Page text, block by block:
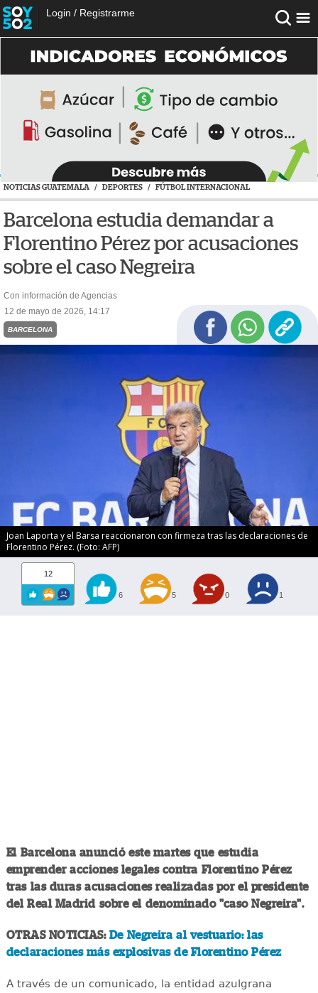
Login / Registrarme
NOTICIAS GUATEMALA / DEPORTES / FÚTBOL INTERNACIONAL
Barcelona estudia demandar a
Florentino Pérez por acusaciones
sobre el caso Negreira
Con información de Agencias
12 de mayo de 2026, 14:17
BARCELONA
Joan Laporta y el Barsa reaccionaron con firmeza tras las declaraciones de
Florentino Pérez. (Foto: AFP)
12
6 5 0 1
El Barcelona anunció este martes que estudia
emprender acciones legales contra Florentino Pérez
tras las duras acusaciones realizadas por el presidente
del Real Madrid sobre el denominado "caso Negreira".
OTRAS NOTICIAS: De Negreira al vestuario: las
declaraciones más explosivas de Florentino Pérez
A través de un comunicado, la entidad azulgrana